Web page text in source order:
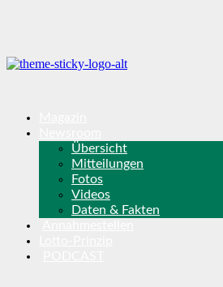
Übersicht
Mitteilungen
Fotos
Videos
Daten & Fakten